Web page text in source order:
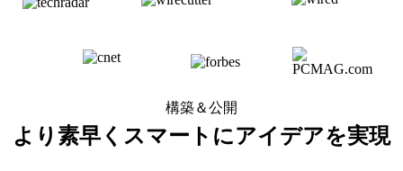
構築＆公開
より素早くスマートにアイデアを実現